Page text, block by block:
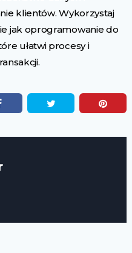
klientów. Wykorzystaj
jak oprogramowanie do
ułatwi procesy i